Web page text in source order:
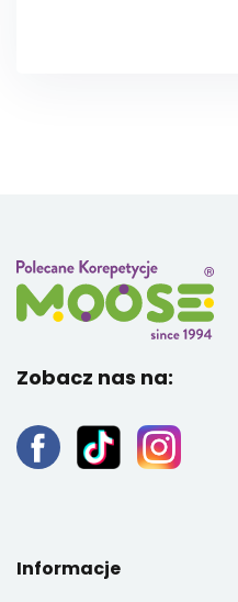
Zobacz nas na:
Informacje